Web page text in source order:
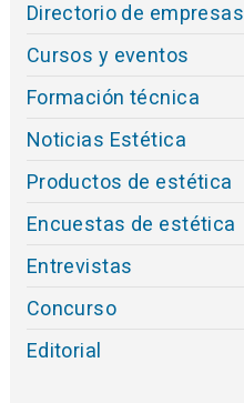
Directorio de empresas
Cursos y eventos
Formación técnica
Noticias Estética
Productos de estética
Encuestas de estética
Entrevistas
Concurso
Editorial